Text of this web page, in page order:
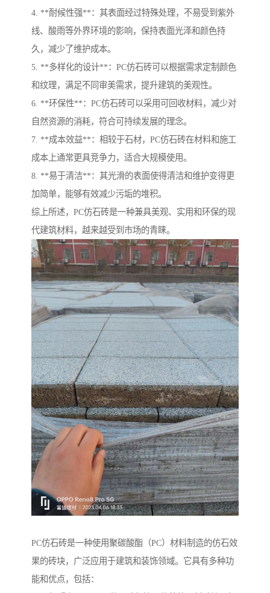
4. **耐候性强**：其表面经过特殊处理，不易受到紫外
线、酸雨等外界环境的影响，保持表面光泽和颜色持
久，减少了维护成本。
5. **多样化的设计**：PC仿石砖可以根据需求定制颜色
和纹理，满足不同审美需求，提升建筑的美观性。
6. **环保性**：PC仿石砖可以采用可回收材料，减少对
自然资源的消耗，符合可持续发展的理念。
7. **成本效益**：相较于石材，PC仿石砖在材料和施工
成本上通常更具竞争力，适合大规模使用。
8. **易于清洁**：其光滑的表面使得清洁和维护变得更
加简单，能够有效减少污垢的堆积。
综上所述，PC仿石砖是一种兼具美观、实用和环保的现
代建筑材料，越来越受到市场的青睐。
PC仿石砖是一种使用聚碳酸酯（PC）材料制造的仿石效
果的砖块，广泛应用于建筑和装饰领域。它具有多种功
能和优点，包括：